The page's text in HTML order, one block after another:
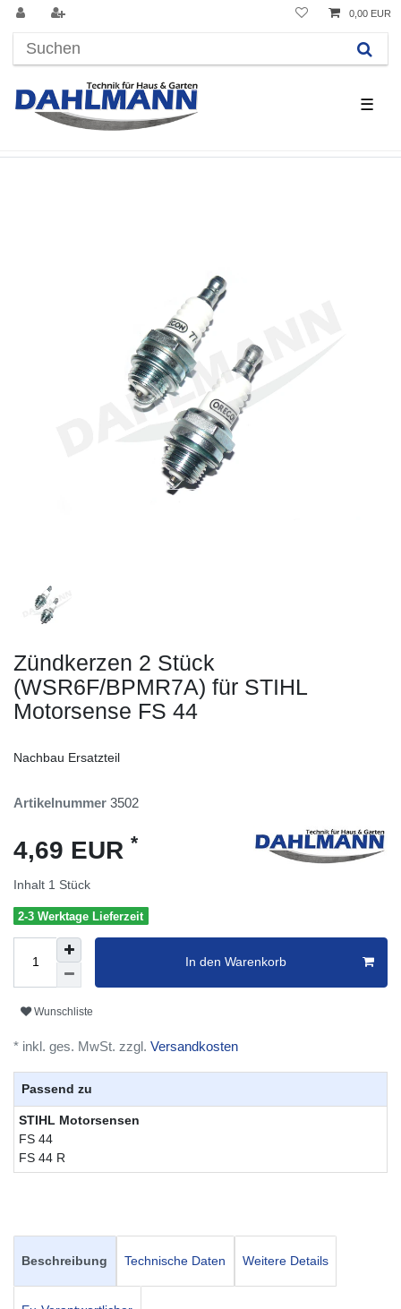
☰
0,00 EUR
Zündkerzen 2 Stück
(WSR6F/BPMR7A) für STIHL
Motorsense FS 44
Nachbau Ersatzteil
Artikelnummer 3502
4,69 EUR *
Inhalt 1 Stück
2-3 Werktage Lieferzeit
In den Warenkorb
Wunschliste
* inkl. ges. MwSt. zzgl. Versandkosten
Passend zu
STIHL Motorsensen
FS 44
FS 44 R
Beschreibung Technische Daten Weitere Details